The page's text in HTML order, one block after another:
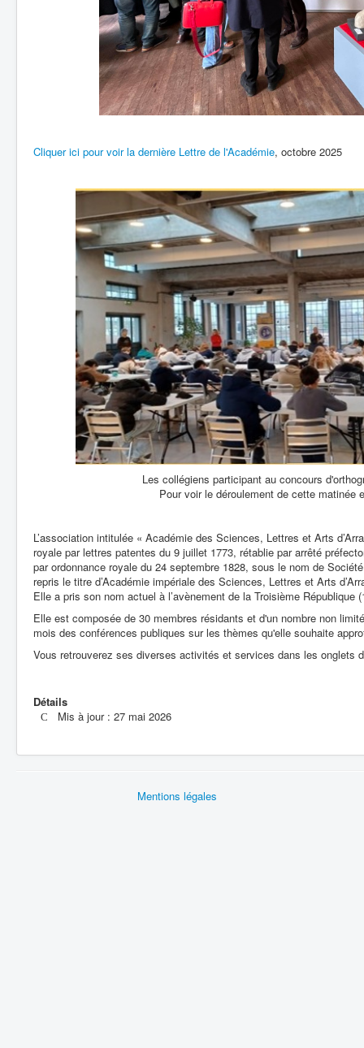
Cliquer ici pour voir la dernière Lettre de l'Académie, octobre 2025
Les collégiens participant au concours
Pour voir le déroulement de cette matinée
L’association intitulée « Académie des Sciences, Lettres et Arts
royale par lettres patentes du 9 juillet 1773, rétablie par arrêté
par ordonnance royale du 24 septembre 1828, sous le nom de
repris le titre d’Académie impériale des Sciences, Lettres et Arts
Elle a pris son nom actuel à l’avènement de la Troisième République
Elle est composée de 30 membres résidants et d'un nombre non
mois des conférences publiques sur les thèmes qu'elle souhaite
Vous retrouverez ses diverses activités et services dans les onglets
Détails
Mis à jour : 27 mai 2026
Mentions légales